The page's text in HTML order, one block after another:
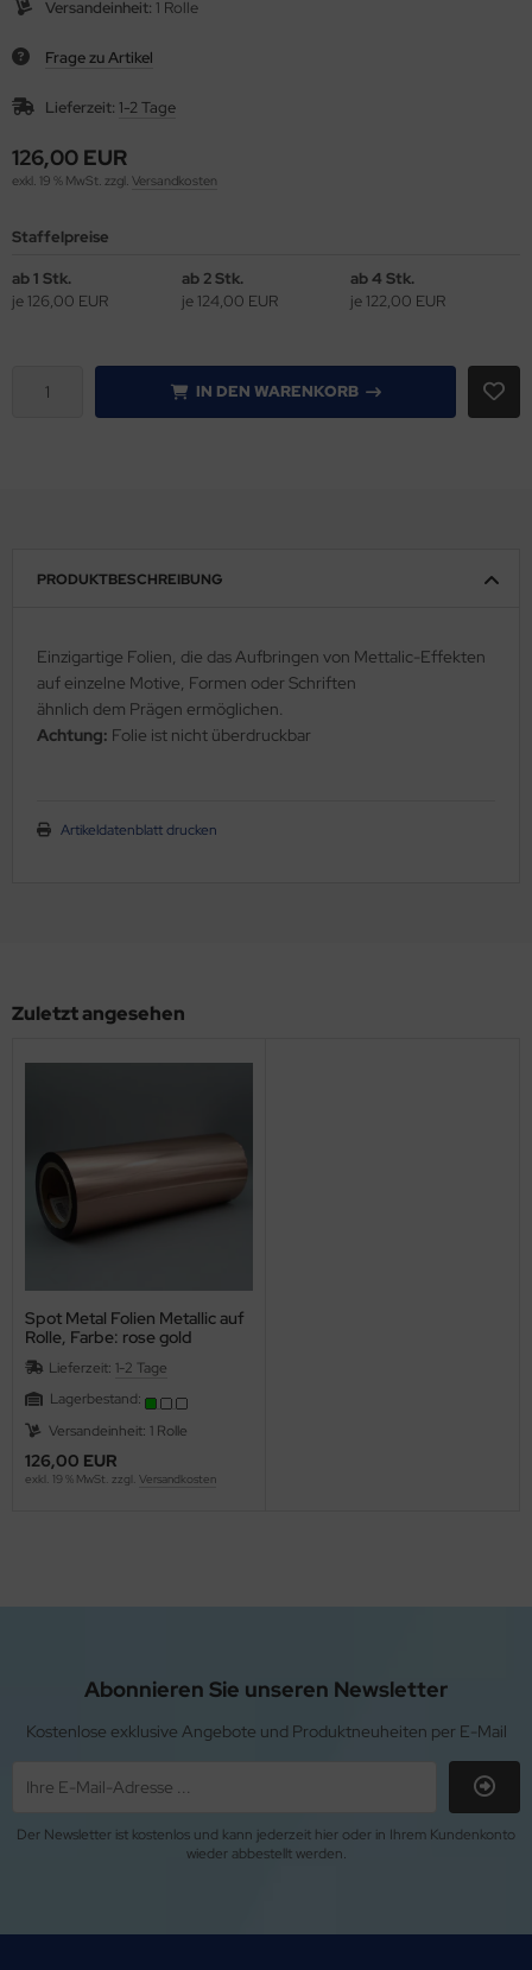
Versandeinheit: 1 Rolle
Frage zu Artikel
Lieferzeit: 1-2 Tage
126,00 EUR
exkl. 19 % MwSt. zzgl. Versandkosten
Staffelpreise
ab 1 Stk.
je 126,00 EUR
ab 2 Stk.
je 124,00 EUR
ab 4 Stk.
je 122,00 EUR
IN DEN WARENKORB
PRODUKTBESCHREIBUNG
Einzigartige Folien, die das Aufbringen von Mettalic-Effekten
auf einzelne Motive, Formen oder Schriften
ähnlich dem Prägen ermöglichen.
Achtung: Folie ist nicht überdruckbar
Artikeldatenblatt drucken
Zuletzt angesehen
Spot Metal Folien Metallic auf
Rolle, Farbe: rose gold
glänzend Farb-Nr.: 355, Rolle
320mm x 305lfm
Lieferzeit: 1-2 Tage
Lagerbestand:
Versandeinheit: 1 Rolle
126,00 EUR
exkl. 19 % MwSt. zzgl. Versandkosten
Abonnieren Sie unseren Newsletter
Kostenlose exklusive Angebote und Produktneuheiten per E-Mail
Der Newsletter ist kostenlos und kann jederzeit hier oder in Ihrem Kundenkonto
wieder abbestellt werden.
& Falzen
Nuten & Perforieren
/ Squarefold
& Stanzgeräte
incl.Trimmer
für Schreibtischblocks
Labelstock Material